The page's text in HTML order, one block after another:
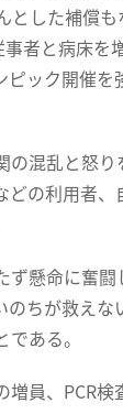
した補償
者と病床
ック開催
混乱と怒
の利用者
懸命に奮
ちが救え
ある。
員、PCR